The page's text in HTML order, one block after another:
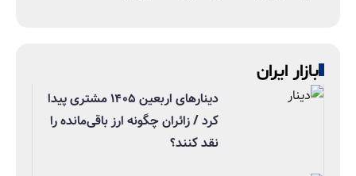
بازار ایران
دینارهای اربعین ۱۴۰۵ مشتری پیدا
کرد / زائران چگونه ارز باقی‌مانده را
نقد کنند؟